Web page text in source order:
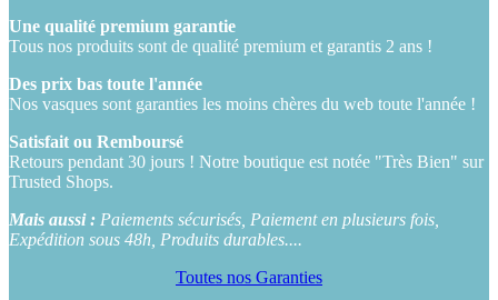
Une qualité premium garantie
Tous nos produits sont de qualité premium et garantis 2 ans !
Des prix bas toute l'année
Nos vasques sont garanties les moins chères du web toute l'année !
Satisfait ou Remboursé
Retours pendant 30 jours ! Notre boutique est notée "Très Bien" sur
Trusted Shops.
Mais aussi : Paiements sécurisés, Paiement en plusieurs fois,
Expédition sous 48h, Produits durables....
Toutes nos Garanties